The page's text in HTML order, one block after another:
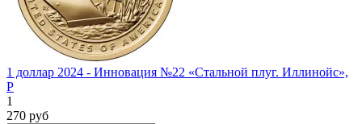
1 доллар 2024 - Инновация №22 «Стальной плуг. Иллинойс»,
P
1
270 руб